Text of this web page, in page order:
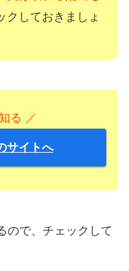
クしておきましょ
る ／
サイトへ
ので、チェックして